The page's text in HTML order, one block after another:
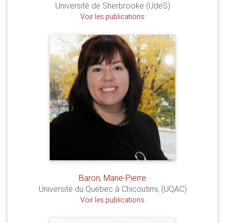
Université de Sherbrooke (UdeS)
Voir les publications
Baron, Marie-Pierre
Université du Québec à Chicoutimi, (UQAC)
Voir les publications